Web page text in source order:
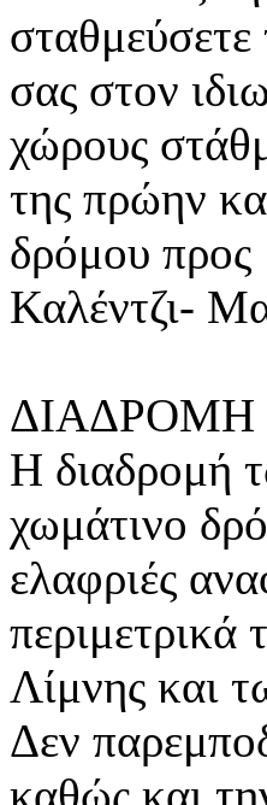
σας στον
χώρους
της πρώην
δρόμου προς
Καλέντζι-
ΔΙΑΔΡΟΜΗ
Η διαδρομή
χωμάτινο
ελαφριές
περιμετρικά
Λίμνης και
Δεν
καθώς και